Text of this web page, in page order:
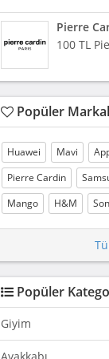
Pierre
100 TL
Popüler
Huawei Mavi
Pierre Cardin
Mango
H&M
Popüler
Giyim